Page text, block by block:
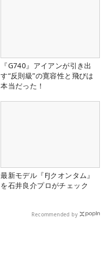
『G740』アイアンが引き出
す“反則級”の寛容性と飛びは
本当だった！
最新モデル『FJクオンタム』
を石井良介プロがチェック
Recommended by